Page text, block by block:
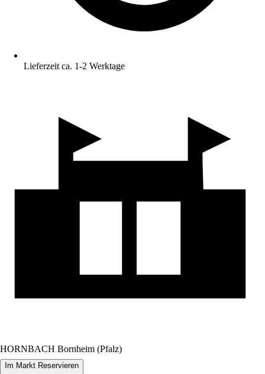
Lieferzeit ca. 1-2 Werktage
HORNBACH Bornheim (Pfalz)
Im Markt Reservieren